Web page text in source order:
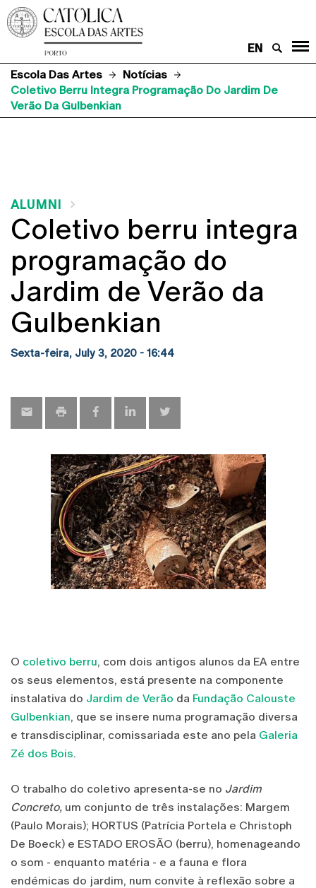
EN
Escola Das Artes
Notícias
Coletivo Berru Integra Programação Do Jardim De
Verão Da Gulbenkian
ALUMNI
Coletivo berru integra
programação do
Jardim de Verão da
Gulbenkian
Sexta-feira, July 3, 2020 - 16:44
O coletivo berru, com dois antigos alunos da EA entre
os seus elementos, está presente na componente
instalativa do Jardim de Verão da Fundação Calouste
Gulbenkian, que se insere numa programação diversa
e transdisciplinar, comissariada este ano pela Galeria
Zé dos Bois.
O trabalho do coletivo apresenta-se no Jardim
Concreto, um conjunto de três instalações: Margem
(Paulo Morais); HORTUS (Patrícia Portela e Christoph
De Boeck) e ESTADO EROSÃO (berru), homenageando
o som - enquanto matéria - e a fauna e flora
endémicas do jardim, num convite à reflexão sobre a